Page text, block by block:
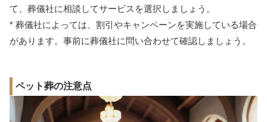
て、葬儀社に相談してサービスを選択しましょう。
* 葬儀社によっては、割引やキャンペーンを実施している場合
があります。事前に葬儀社に問い合わせて確認しましょう。
ペット葬の注意点